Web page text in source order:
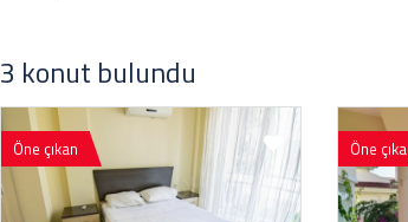
3 konut bulundu
Öne çıkan Öne